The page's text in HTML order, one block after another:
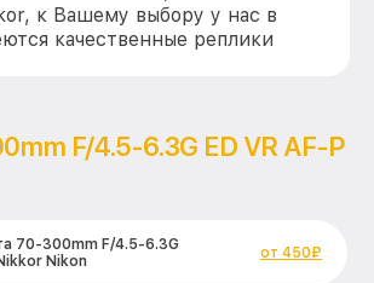
к Вашему выбору у нас в
качественные реплики
F/4.5-6.3G ED VR AF-P
70-300mm F/4.5-6.3G
Nikon
от 450₽